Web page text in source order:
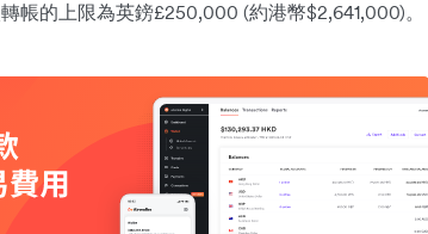
帳的上限為英鎊£250,000 (約港幣$2,641,000)。